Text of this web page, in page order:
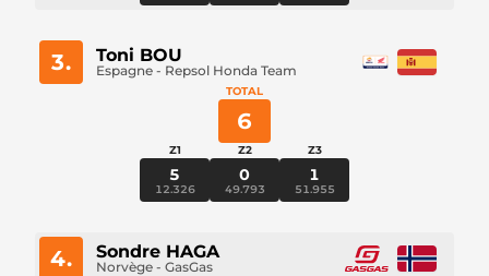
3. Toni BOU
Espagne - Repsol Honda Team
TOTAL
6
Z1
5
12.326
Z2
0
49.793
Z3
1
51.955
4. Sondre HAGA
Norvège - GasGas